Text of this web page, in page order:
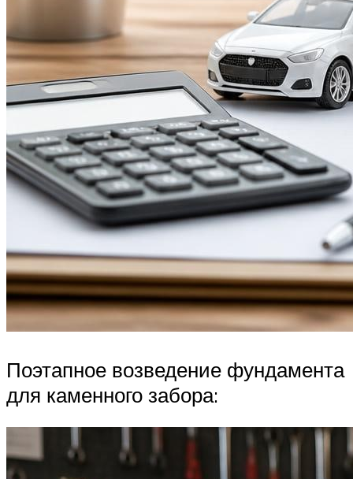
Поэтапное возведение фундамента
для каменного забора: